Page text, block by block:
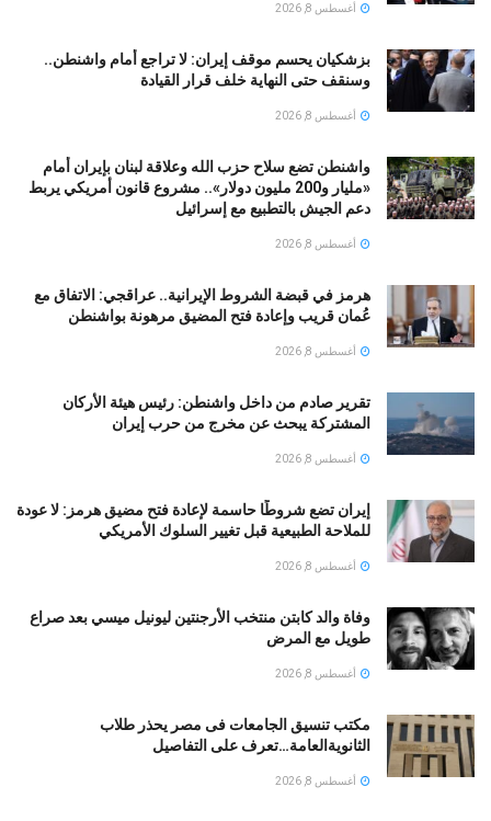
أغسطس 8, 2026
بزشكيان يحسم موقف إيران: لا تراجع أمام واشنطن..
وسنقف حتى النهاية خلف قرار القيادة
أغسطس 8, 2026
واشنطن تضع سلاح حزب الله وعلاقة لبنان بإيران أمام
«مليار و200 مليون دولار».. مشروع قانون أمريكي يربط
دعم الجيش بالتطبيع مع إسرائيل
أغسطس 8, 2026
هرمز في قبضة الشروط الإيرانية.. عراقجي: الاتفاق مع
عُمان قريب وإعادة فتح المضيق مرهونة بواشنطن
أغسطس 8, 2026
تقرير صادم من داخل واشنطن: رئيس هيئة الأركان
المشتركة يبحث عن مخرج من حرب إيران
أغسطس 8, 2026
إيران تضع شروطًا حاسمة لإعادة فتح مضيق هرمز: لا عودة
للملاحة الطبيعية قبل تغيير السلوك الأمريكي
أغسطس 8, 2026
وفاة والد كابتن منتخب الأرجنتين ليونيل ميسي بعد صراع
طويل مع المرض
أغسطس 8, 2026
مكتب تنسيق الجامعات فى مصر يحذر طلاب
الثانويةالعامة…تعرف على التفاصيل
أغسطس 8, 2026